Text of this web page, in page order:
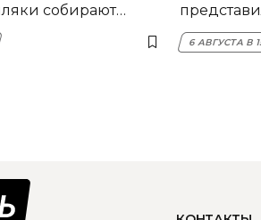
собирают
6 АВГУСТА В